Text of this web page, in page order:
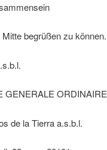
begrüßen zu können.
GENERALE ORDINAIRE
de la Tierra a.s.b.l.